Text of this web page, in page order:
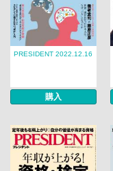
PRESIDENT 2022.12.16
購入